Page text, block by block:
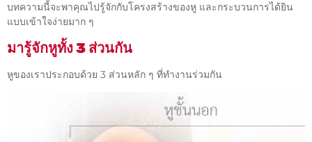
บทความนี้จะพาคุณไปรู้จักกับโครงสร้างของหู และกระบวนการได้ยิน
แบบเข้าใจง่ายมาก ๆ
มารู้จักหูทั้ง 3 ส่วนกัน
หูของเราประกอบด้วย 3 ส่วนหลัก ๆ ที่ทำงานร่วมกัน